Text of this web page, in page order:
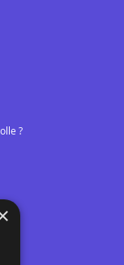
?